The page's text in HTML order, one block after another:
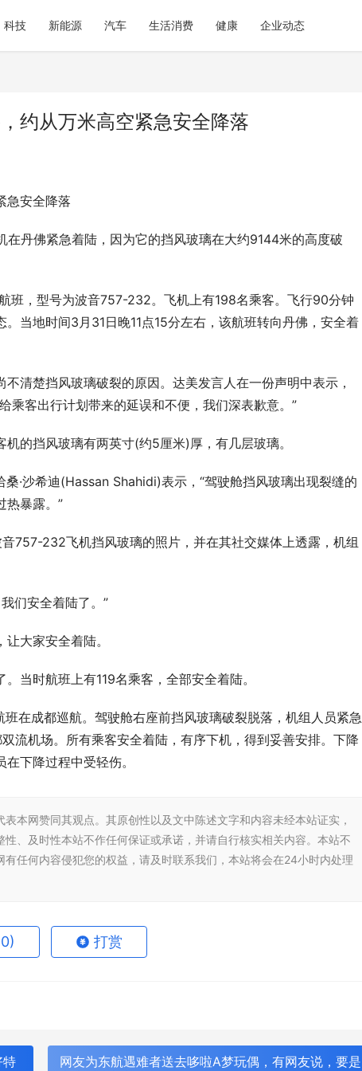
科技 新能源 汽车 生活消费 健康 企业动态
约从万米高空紧急安全降落
急安全降落
丹佛紧急着陆，因为它的挡风玻璃在大约9144米的高度破
班，型号为波音757-232。飞机上有198名乘客。飞行90分钟
当地时间3月31日晚11点15分左右，该航班转向丹佛，安全着
清楚挡风玻璃破裂的原因。达美发言人在一份声明中表示，
乘客出行计划带来的延误和不便，我们深表歉意。”
的挡风玻璃有两英寸(约5厘米)厚，有几层玻璃。
·沙希迪(Hassan Shahidi)表示，“驾驶舱挡风玻璃出现裂缝的
热暴露。”
757-232飞机挡风玻璃的照片，并在其社交媒体上透露，机组
们安全着陆了。”
大家安全着陆。
当时航班上有119名乘客，全部安全着陆。
在成都巡航。驾驶舱右座前挡风玻璃破裂脱落，机组人员紧急
流机场。所有乘客安全着陆，有序下机，得到妥善安排。下降
下降过程中受轻伤。
本网赞同其观点。其原创性以及文中陈述文字和内容未经本站证实，
、及时性本站不作任何保证或承诺，并请自行核实相关内容。本站不
任何内容侵犯您的权益，请及时联系我们，本站将会在24小时内处理
打赏
特
网友为东航遇难者送去哆啦A梦玩偶，有网友说，要是